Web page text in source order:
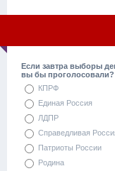
Если завтра выборы
вы бы проголосовали?
КПРФ
Единая Россия
ЛДПР
Справедливая
Патриоты России
Родина